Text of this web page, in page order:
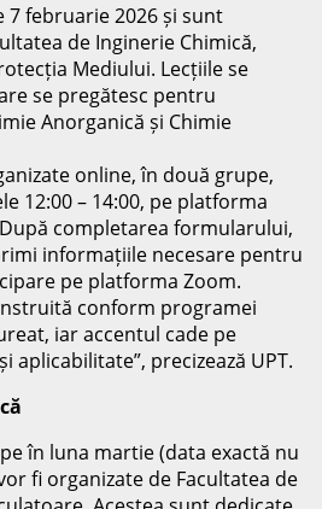
7 februarie 2026 și sunt
de Inginerie Chimică,
Mediului. Lecțiile se
se pregătesc pentru
Anorganică și Chimie
online, în două grupe,
12:00 – 14:00, pe platforma
completarea formularului,
informațiile necesare pentru
pe platforma Zoom.
conform programei
iar accentul cade pe
aplicabilitate”, precizează UPT.
în luna martie (data exactă nu
fi organizate de Facultatea de